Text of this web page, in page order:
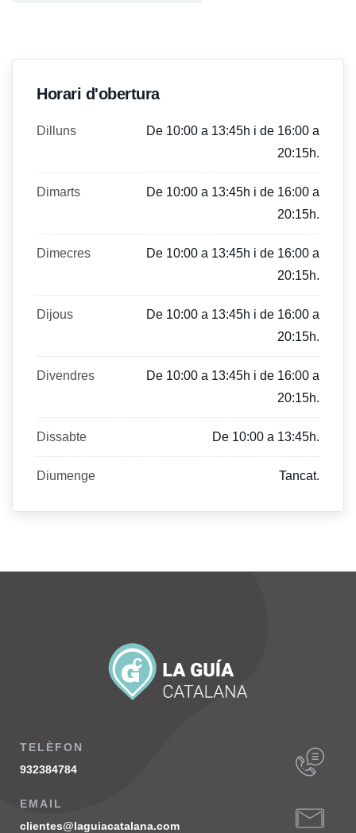
Horari d'obertura
Dilluns
De 10:00 a 13:45h i de 16:00 a
20:15h.
Dimarts
De 10:00 a 13:45h i de 16:00 a
20:15h.
Dimecres
De 10:00 a 13:45h i de 16:00 a
20:15h.
Dijous
De 10:00 a 13:45h i de 16:00 a
20:15h.
Divendres
De 10:00 a 13:45h i de 16:00 a
20:15h.
Dissabte De 10:00 a 13:45h.
Diumenge Tancat.
TELÈFON
932384784
EMAIL
clientes@laguiacatalana.com